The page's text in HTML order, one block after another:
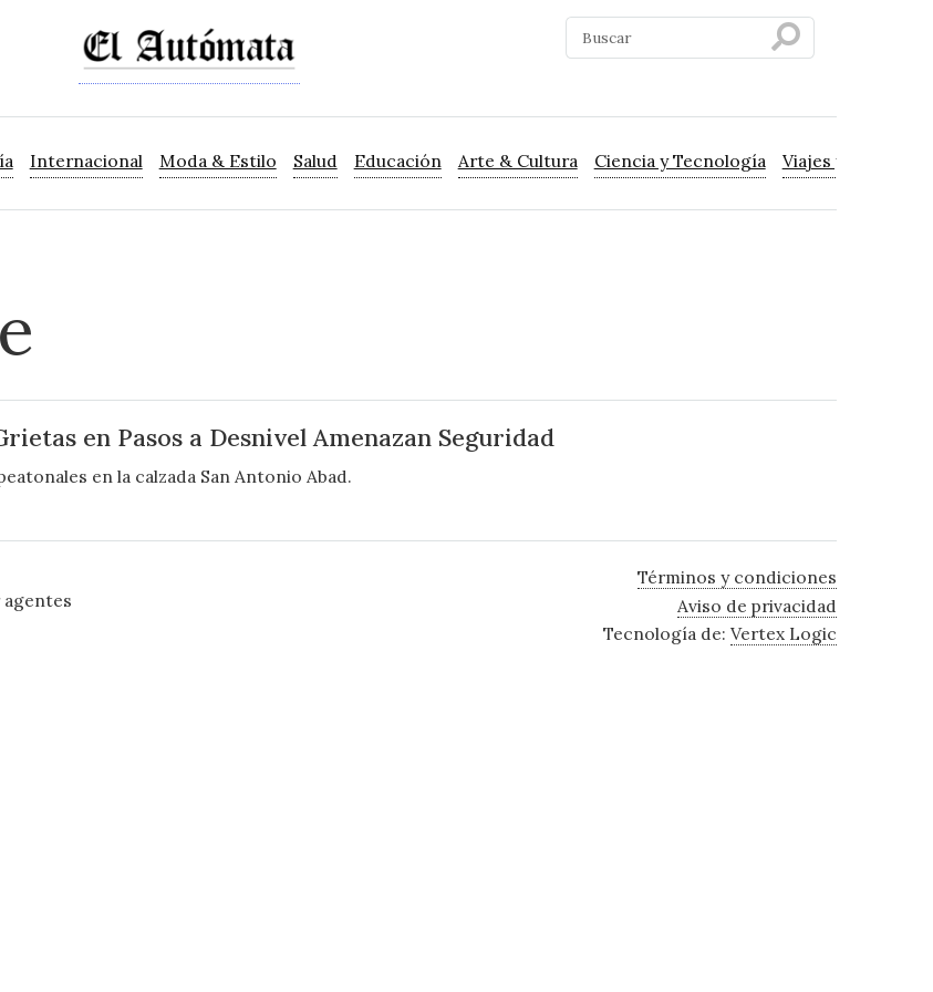
Internacional Moda & Estilo Salud Educación Arte & Cultura Ciencia y Tecnología Viajes y Turismo
en Pasos a Desnivel Amenazan Seguridad
en la calzada San Antonio Abad.
Términos y condiciones
Aviso de privacidad
Tecnología de:Vertex Logic